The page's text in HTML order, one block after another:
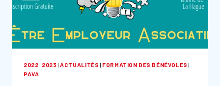
2022 | 2023 |ACTUALITÉS | FORMATION DES BÉNÉVOLES |
PAVA